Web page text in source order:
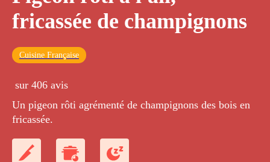
fricassée de champignons
Cuisine Française
sur 406 avis
Un pigeon rôti agrémenté de champignons des bois en
fricassée.